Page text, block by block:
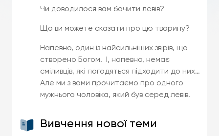
Чи доводилося вам бачити левів?
Що ви можете сказати про цю тварину?
Напевно, один із найсильніших звірів, що
створено Богом. І, напевно, немає
сміливців, які погодяться підходити до них…
Але ми з вами прочитаємо про одного
мужнього чоловіка, який був серед левів.
Вивчення нової теми